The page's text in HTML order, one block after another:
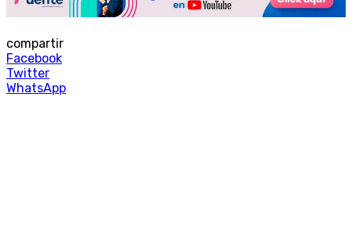
compartir
Facebook
Twitter
WhatsApp